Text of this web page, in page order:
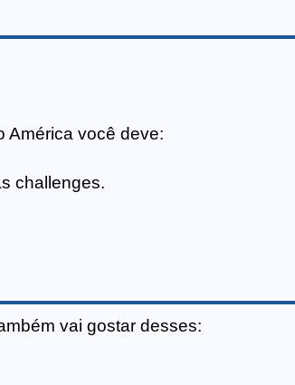
América você deve:
challenges.
vai gostar desses: